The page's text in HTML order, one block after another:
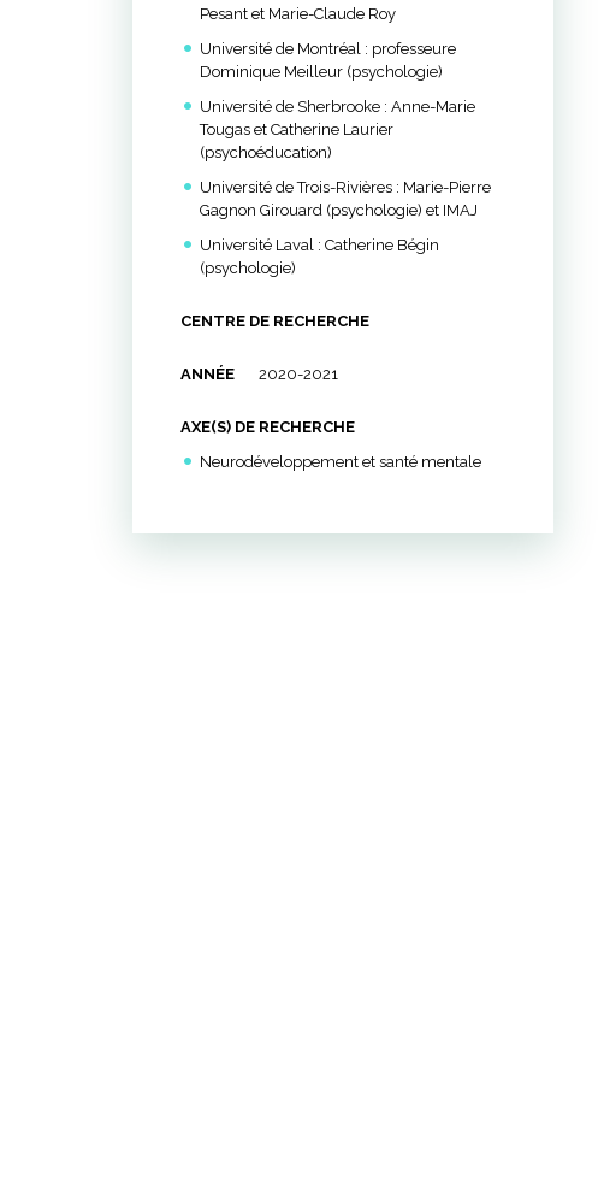
Pesant et Marie-Claude Roy
Université de Montréal : professeure
Dominique Meilleur (psychologie)
Université de Sherbrooke : Anne-Marie
Tougas et Catherine Laurier
(psychoéducation)
Université de Trois-Rivières : Marie-Pierre
Gagnon Girouard (psychologie) et IMAJ
Université Laval : Catherine Bégin
(psychologie)
CENTRE DE RECHERCHE
ANNÉE 2020-2021
AXE(S) DE RECHERCHE
Neurodéveloppement et santé mentale